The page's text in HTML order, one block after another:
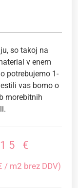
so takoj na
v enem
potrebujemo 1-
vas bomo o
morebitnih
€
/ m2 brez DDV)